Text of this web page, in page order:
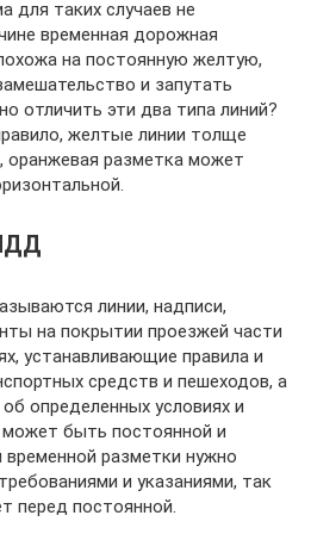
для таких случаев не
временная дорожная
на постоянную желтую,
и запутать
отличить эти два типа линий?
желтые линии толще
оранжевая разметка может
линии, надписи,
на покрытии проезжей части
устанавливающие правила и
средств и пешеходов, а
определенных условиях и
может быть постоянной и
временной разметки нужно
и указаниями, так
перед постоянной.